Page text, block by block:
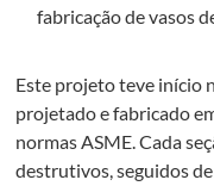
fabricação de vasos
Este projeto teve início
projetado e fabricado
normas ASME. Cada
destrutivos, seguidos